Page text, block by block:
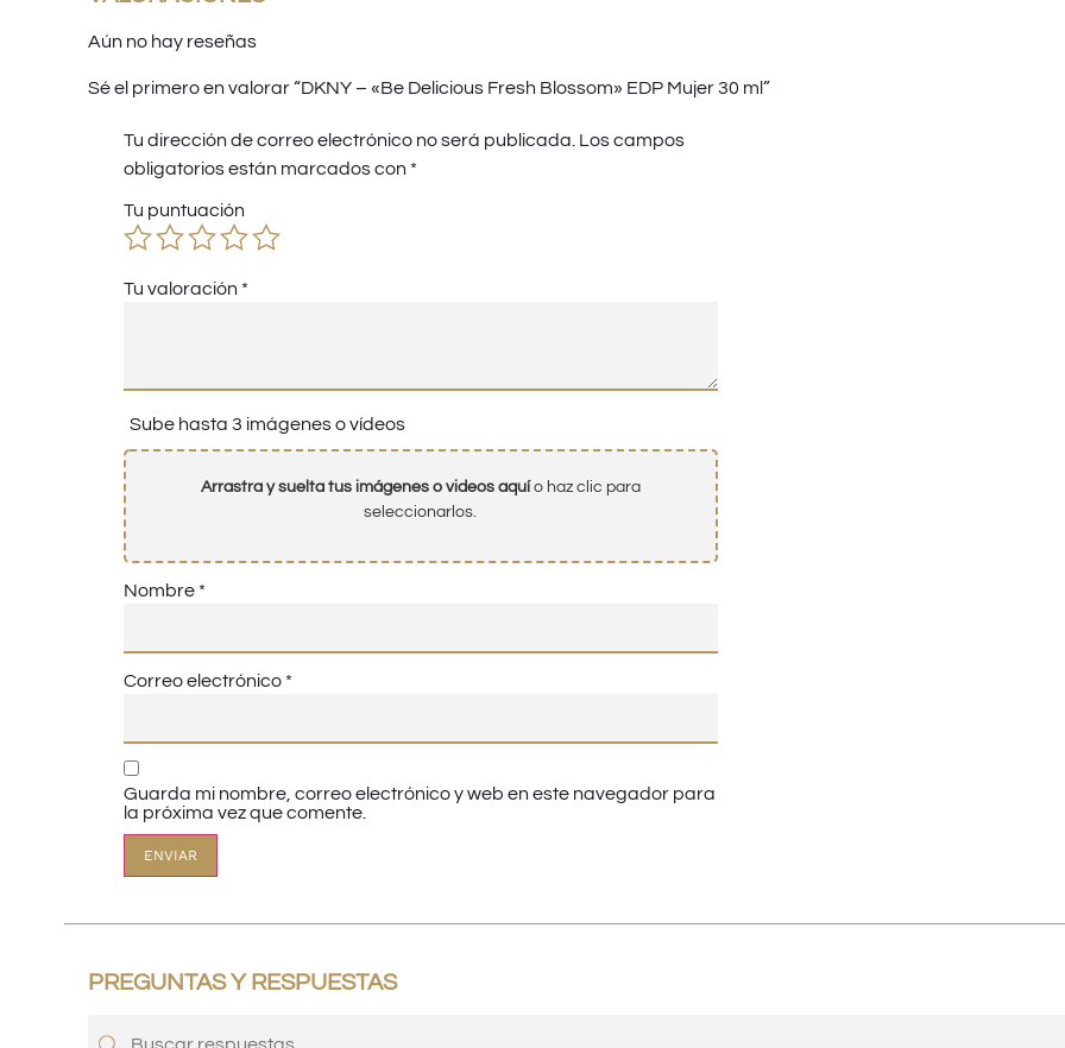
Aún no hay reseñas
Sé el primero en valorar “DKNY – «Be Delicious Fresh Blossom» EDP Mujer 30 ml”
Tu dirección de correo electrónico no será publicada. Los campos
obligatorios están marcados con *
Tu puntuación
Tu valoración *
Sube hasta 3 imágenes o vídeos
Arrastra y suelta tus imágenes o videos aquío haz clic para
seleccionarlos.
Nombre *
Correo electrónico *
Guarda mi nombre, correo electrónico y web en este navegador para
la próxima vez que comente.
PREGUNTAS Y RESPUESTAS